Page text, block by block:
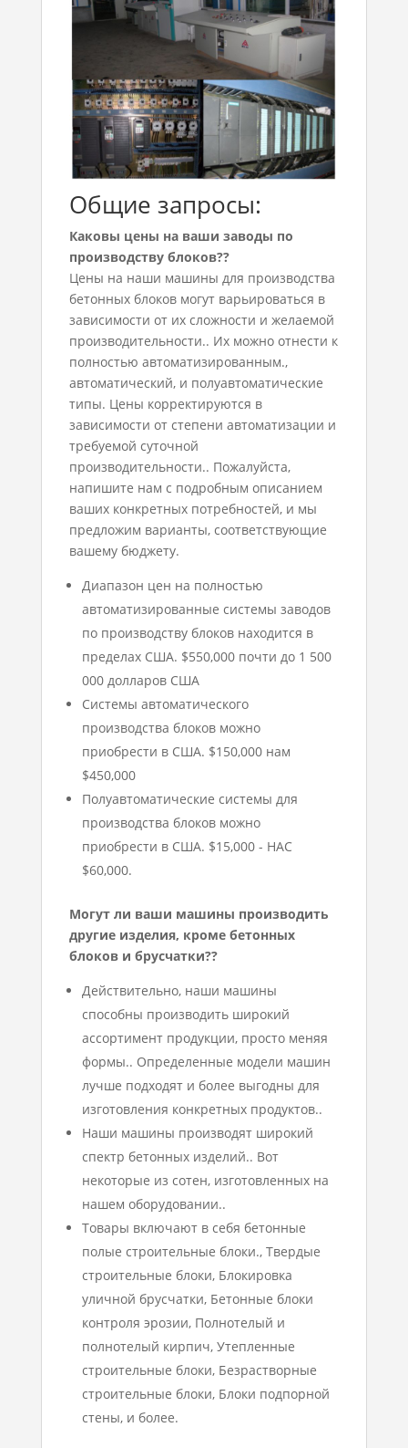
Общие запросы:
Каковы цены на ваши заводы по
производству блоков??
Цены на наши машины для производства
бетонных блоков могут варьироваться в
зависимости от их сложности и желаемой
производительности.. Их можно отнести к
полностью автоматизированным.,
автоматический, и полуавтоматические
типы. Цены корректируются в
зависимости от степени автоматизации и
требуемой суточной
производительности.. Пожалуйста,
напишите нам с подробным описанием
ваших конкретных потребностей, и мы
предложим варианты, соответствующие
вашему бюджету.
Диапазон цен на полностью
автоматизированные системы заводов
по производству блоков находится в
пределах США. $550,000 почти до 1 500
000 долларов США
Системы автоматического
производства блоков можно
приобрести в США. $150,000 нам
$450,000
Полуавтоматические системы для
производства блоков можно
приобрести в США. $15,000 - НАС
$60,000.
Могут ли ваши машины производить
другие изделия, кроме бетонных
блоков и брусчатки??
Действительно, наши машины
способны производить широкий
ассортимент продукции, просто меняя
формы.. Определенные модели машин
лучше подходят и более выгодны для
изготовления конкретных продуктов..
Наши машины производят широкий
спектр бетонных изделий.. Вот
некоторые из сотен, изготовленных на
нашем оборудовании..
Товары включают в себя бетонные
полые строительные блоки., Твердые
строительные блоки, Блокировка
уличной брусчатки, Бетонные блоки
контроля эрозии, Полнотелый и
полнотелый кирпич, Утепленные
строительные блоки, Безрастворные
строительные блоки, Блоки подпорной
стены, и более.